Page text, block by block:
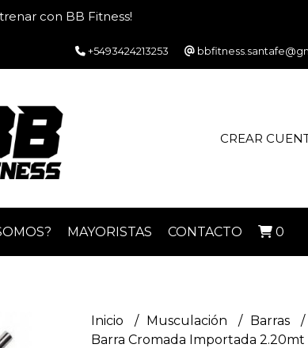
con BB Fitness!
+5493424213253
CREAR
MAYORISTAS CONTACTO 0
Inicio Musculación Barras
Barra Cromada Importada